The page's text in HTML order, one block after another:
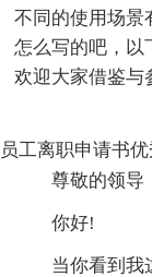
不同的使用场景
怎么写的吧，以
欢迎大家借鉴与
员工离职申请书优
尊敬的领导
你好!
当你看到我